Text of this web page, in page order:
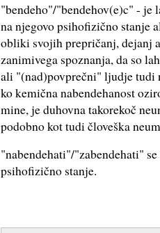
"bendeho"/"bendehov(e)c" - je
na njegovo psihofizično stanje
obliki svojih prepričanj, dejanj
zanimivega spoznanja, da so
ali "(nad)povprečni" ljudje tudi
ko kemična nabendehanost
mine, je duhovna takorekoč
podobno kot tudi človeška
"nabendehati"/"zabendehati"
psihofizično stanje.